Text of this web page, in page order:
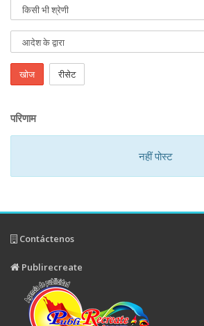
खोज रीसेट
परिणाम
नहीं पोस्ट
Contáctenos
Publirecreate